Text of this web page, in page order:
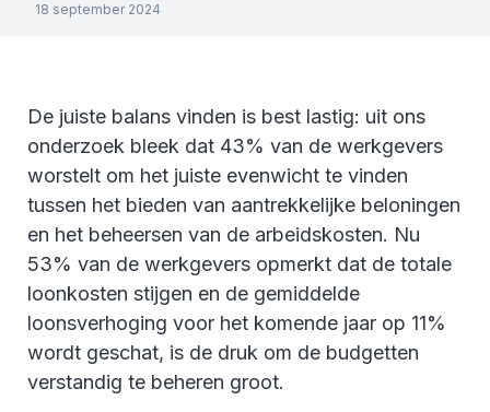
18 september 2024
De juiste balans vinden is best lastig: uit ons
onderzoek bleek dat 43% van de werkgevers
worstelt om het juiste evenwicht te vinden
tussen het bieden van aantrekkelijke beloningen
en het beheersen van de arbeidskosten. Nu
53% van de werkgevers opmerkt dat de totale
loonkosten stijgen en de gemiddelde
loonsverhoging voor het komende jaar op 11%
wordt geschat, is de druk om de budgetten
verstandig te beheren groot.